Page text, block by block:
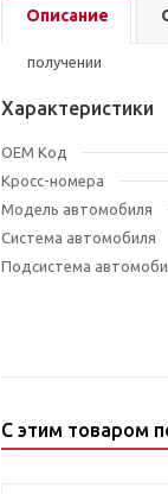
Описание
Характеристики
OEM Код
Кросс-номера
Модель автомобиля
Система автомобиля
Подсистема
С этим товаром